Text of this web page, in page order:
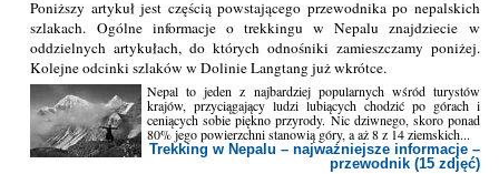
Poniższy artykuł jest częścią powstającego przewodnika po nepalskich
szlakach. Ogólne informacje o trekkingu w Nepalu znajdziecie w
oddzielnych artykułach, do których odnośniki zamieszczamy poniżej.
Kolejne odcinki szlaków w Dolinie Langtang już wkrótce.
Nepal to jeden z najbardziej popularnych wśród turystów
krajów, przyciągający ludzi lubiących chodzić po górach i
ceniących sobie piękno przyrody. Nic dziwnego, skoro ponad
80% jego powierzchni stanowią góry, a aż 8 z 14 ziemskich...
Trekking w Nepalu – najważniejsze informacje –
przewodnik (15 zdjęć)